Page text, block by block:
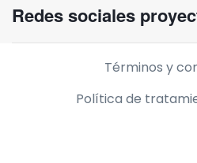
Redes sociales
Información
Términos y
Política de